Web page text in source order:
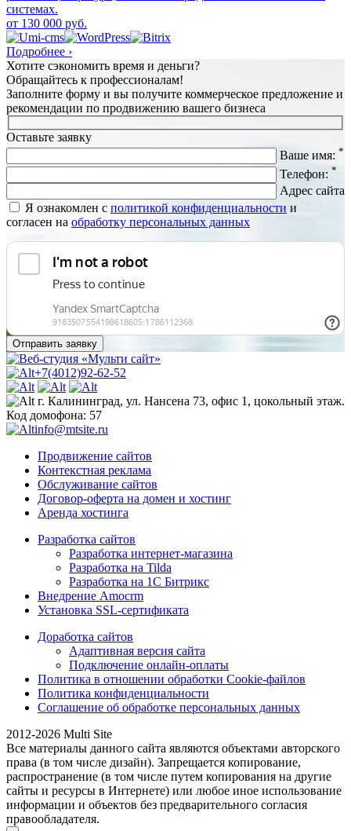
системах.
от 130 000 руб.
Подробнее ›
Хотите сэкономить время и деньги?
Обращайтесь к профессионалам!
Заполните форму и вы получите коммерческое предложение и
рекомендации по продвижению вашего бизнеса
Оставьте заявку
Ваше имя: *
Телефон: *
Адрес сайта
Я ознакомлен с политикой конфиденциальности и
согласен на обработку персональных данных
+7(4012)92-62-52
г. Калининград, ул. Нансена 73, офис 1, цокольный этаж.
Код домофона: 57
info@mtsite.ru
Продвижение сайтов
Контекстная реклама
Обслуживание сайтов
Договор-оферта на домен и хостинг
Аренда хостинга
Разработка сайтов
Разработка интернет-магазина
Разработка на Tilda
Разработка на 1С Битрикс
Внедрение Amocrm
Установка SSL-сертификата
Доработка сайтов
Адаптивная версия сайта
Подключение онлайн-оплаты
Политика в отношении обработки Cookie-файлов
Политика конфиденциальности
Соглашение об обработке персональных данных
2012-2026 Multi Site
Все материалы данного сайта являются объектами авторского
права (в том числе дизайн). Запрещается копирование,
распространение (в том числе путем копирования на другие
сайты и ресурсы в Интернете) или любое иное использование
информации и объектов без предварительного согласия
правообладателя.